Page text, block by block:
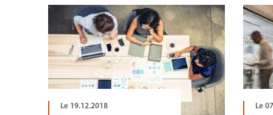
Le 19.12.2018
Le